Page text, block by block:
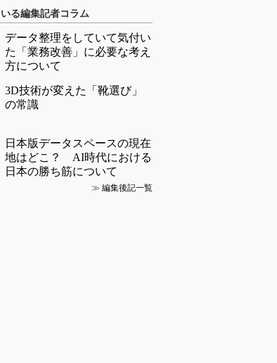
る編集記者コラム
データ整理をしていて気付い
た「業務改善」に必要な考え
方について
3D技術が変えた「靴選び」
の常識
日本版データスペースの現在
地はどこ？ AI時代における
日本の勝ち筋について
≫ 編集後記一覧